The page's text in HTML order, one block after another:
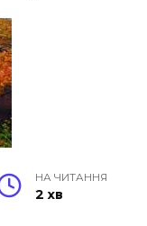
НА ЧИТАННЯ
2 хв